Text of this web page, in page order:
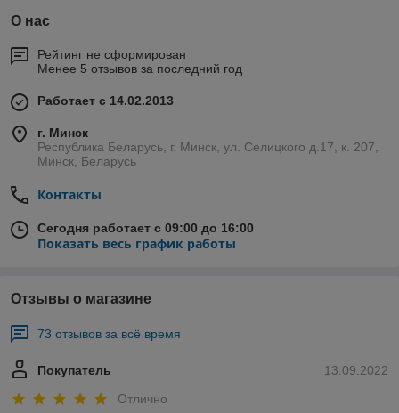
О нас
Рейтинг не сформирован
Менее 5 отзывов за последний год
Работает с 14.02.2013
г. Минск
Республика Беларусь, г. Минск, ул. Селицкого д.17, к. 207,
Минск, Беларусь
Контакты
Сегодня работает с 09:00 до 16:00
Показать весь график работы
Отзывы о магазине
73 отзывов за всё время
13.09.2022
Покупатель
Отлично